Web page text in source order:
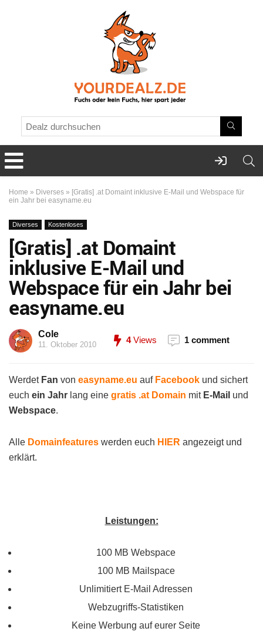
Home » Diverses » [Gratis] .at Domaint inklusive E-Mail und Webspace für
ein Jahr bei easyname.eu
Diverses Kostenloses
[Gratis] .at Domaint
inklusive E-Mail und
Webspace für ein Jahr bei
easyname.eu
Cole
11. Oktober 2010 4Views 1 comment
Werdet Fan von easyname.eu auf Facebook und sichert
euch ein Jahr lang eine gratis .at Domain mit E-Mail und
Webspace.
Alle Domainfeatures werden euch HIER angezeigt und
erklärt.
Leistungen:
100 MB Webspace
100 MB Mailspace
Unlimitiert E-Mail Adressen
Webzugriffs-Statistiken
Keine Werbung auf eurer Seite